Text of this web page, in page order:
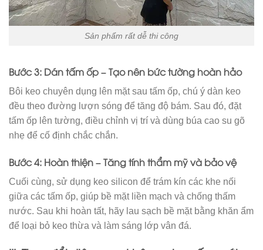
Sản phẩm rất dễ thi công
Bước 3: Dán tấm ốp – Tạo nên bức tường hoàn hảo
Bôi keo chuyên dụng lên mặt sau tấm ốp, chú ý dàn keo
đều theo đường lượn sóng để tăng độ bám. Sau đó, đặt
tấm ốp lên tường, điều chỉnh vị trí và dùng búa cao su gõ
nhẹ để cố định chắc chắn.
Bước 4: Hoàn thiện – Tăng tính thẩm mỹ và bảo vệ
Cuối cùng, sử dụng keo silicon để trám kín các khe nối
giữa các tấm ốp, giúp bề mặt liền mạch và chống thấm
nước. Sau khi hoàn tất, hãy lau sạch bề mặt bằng khăn ẩm
để loại bỏ keo thừa và làm sáng lớp vân đá.